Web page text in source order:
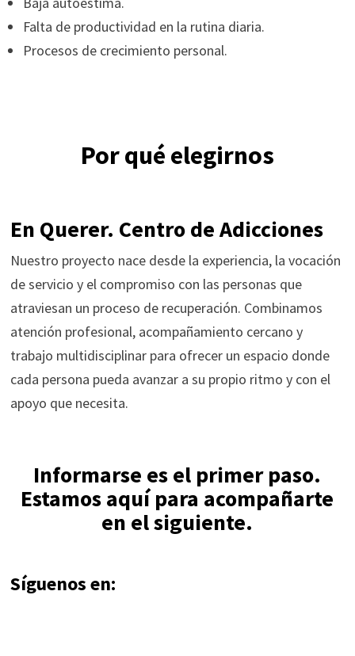
Falta de productividad en la rutina diaria.
Procesos de crecimiento personal.
Por qué elegirnos
En Querer. Centro de Adicciones
Nuestro proyecto nace desde la experiencia, la vocación
de servicio y el compromiso con las personas que
atraviesan un proceso de recuperación. Combinamos
atención profesional, acompañamiento cercano y
trabajo multidisciplinar para ofrecer un espacio donde
cada persona pueda avanzar a su propio ritmo y con el
apoyo que necesita.
Informarse es el primer paso.
Estamos aquí para acompañarte
en el siguiente.
Síguenos en: